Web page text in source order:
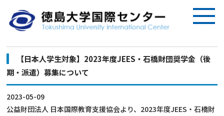
【日本人学生対象】2023年度JEES・石橋財団奨学金（後
期・派遣）募集について
2023-05-09
公益財団法人 日本国際教育支援協会より、2023年度JEES・石橋財